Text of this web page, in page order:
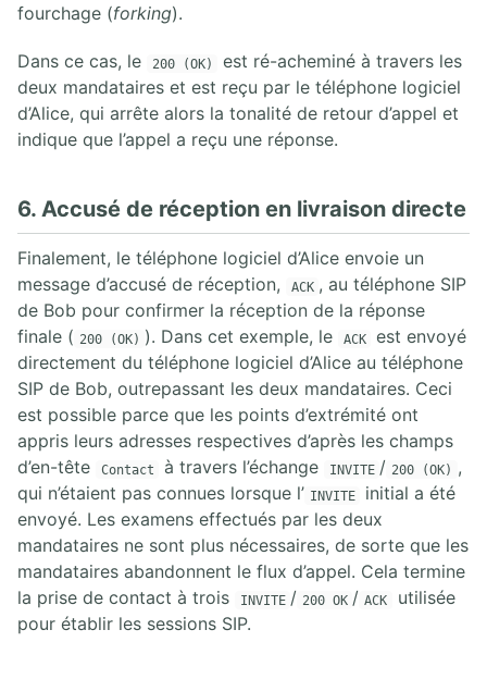
fourchage (forking).
Dans ce cas, le 200 (OK)
est ré-acheminé à travers les
deux mandataires et est reçu par le téléphone logiciel
d’Alice, qui arrête alors la tonalité de retour d’appel et
indique que l’appel a reçu une réponse.
6. Accusé de réception en livraison directe
Finalement, le téléphone logiciel d’Alice envoie un
message d’accusé de réception,
ACK , au téléphone SIP
de Bob pour confirmer la réception de la réponse
finale ( 200 (OK) ). Dans cet exemple, le ACK
est envoyé
directement du téléphone logiciel d’Alice au téléphone
SIP de Bob, outrepassant les deux mandataires. Ceci
est possible parce que les points d’extrémité ont
appris leurs adresses respectives d’après les champs
d’en-tête
Contact à travers l’échange INVITE / 200 (OK) ,
qui n’étaient pas connues lorsque l’ INVITE
initial a été
envoyé. Les examens effectués par les deux
mandataires ne sont plus nécessaires, de sorte que les
mandataires abandonnent le flux d’appel. Cela termine
la prise de contact à trois
INVITE / 200 OK / ACK
utilisée
pour établir les sessions SIP.